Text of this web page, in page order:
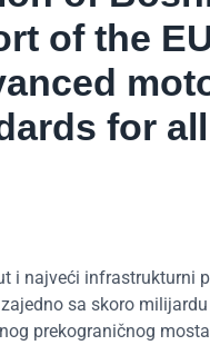
of the
for
i najveći infrastrukturni
sa skoro
prekograničnog